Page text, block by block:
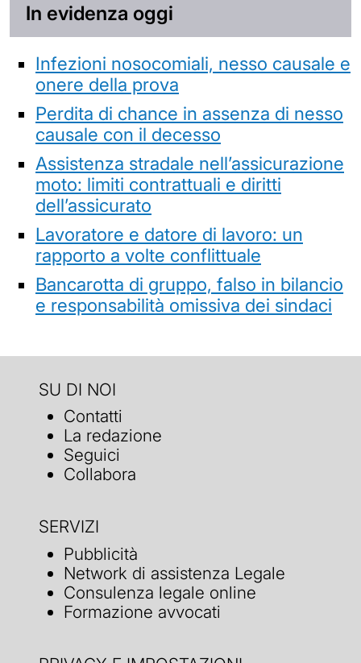
In evidenza oggi
Infezioni nosocomiali, nesso causale e
onere della prova
Perdita di chance in assenza di nesso
causale con il decesso
Assistenza stradale nell’assicurazione
moto: limiti contrattuali e diritti
dell’assicurato
Lavoratore e datore di lavoro: un
rapporto a volte conflittuale
Bancarotta di gruppo, falso in bilancio
e responsabilità omissiva dei sindaci
SU DI NOI
Contatti
La redazione
Seguici
Collabora
SERVIZI
Pubblicità
Network di assistenza Legale
Consulenza legale online
Formazione avvocati